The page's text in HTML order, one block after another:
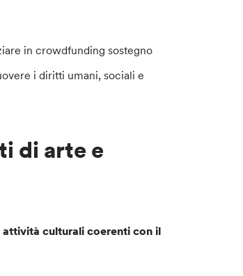
in crowdfunding sostegno
i diritti umani, sociali e
di arte e
attività culturali coerenti con il